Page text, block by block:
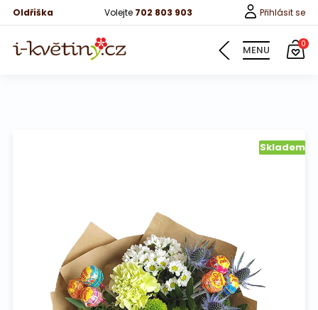
Oldřiška Volejte 702 803 903 Přihlásit se
MENU 0
Růže 40cm
Bonboniery
Skladem